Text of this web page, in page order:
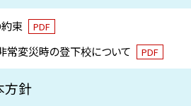
束 PDF
常変災時の登下校について PDF
方針